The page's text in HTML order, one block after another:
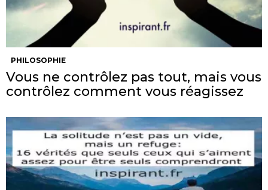
PHILOSOPHIE
Vous ne contrôlez pas tout, mais vous
contrôlez comment vous réagissez